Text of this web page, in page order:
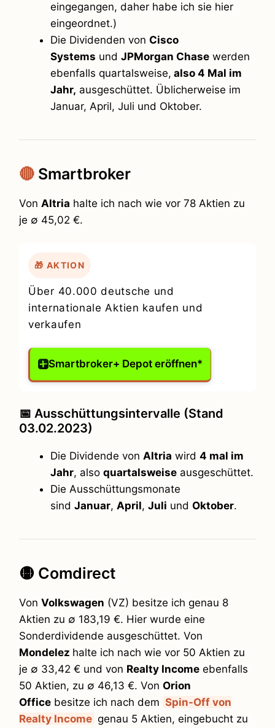
eingegangen, daher habe ich sie hier
eingeordnet.)
Die Dividenden von Cisco
Systems und JPMorgan Chase werden
ebenfalls quartalsweise, also 4 Mal im
Jahr, ausgeschüttet. Üblicherweise im
Januar, April, Juli und Oktober.
🔴 Smartbroker
Von Altria halte ich nach wie vor 78 Aktien zu
je ∅ 45,02 €.
🎁 AKTION
Über 40.000 deutsche und
internationale Aktien kaufen und
verkaufen
Smartbroker+ Depot eröffnen*
📅 Ausschüttungsintervalle (Stand
03.02.2023)
Die Dividende von Altria wird 4 mal im
Jahr, also quartalsweise ausgeschüttet.
Die Ausschüttungsmonate
sind Januar, April, Juli und Oktober.
🟡 Comdirect
Von Volkswagen (VZ) besitze ich genau 8
Aktien zu ∅ 183,19 €. Hier wurde eine
Sonderdividende ausgeschüttet. Von
Mondelez halte ich nach wie vor 50 Aktien zu
je ∅ 33,42 € und von Realty Income ebenfalls
50 Aktien, zu ∅ 46,13 €. Von Orion
Office besitze ich nach dem Spin-Off von
Realty Income genau 5 Aktien, eingebucht zu